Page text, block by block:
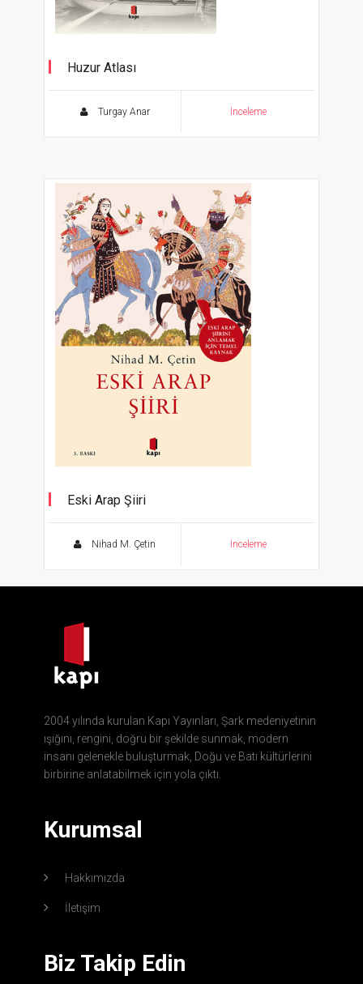
Huzur Atlası
Okuma Atlası
Turgay Anar İnceleme
Eski Arap Şiiri
Nihad M. Çetin İnceleme
2004 yılında kurulan Kapı Yayınları, Şark medeniyetinin
ışığını, rengini, doğru bir şekilde sunmak, modern
insanı gelenekle buluşturmak, Doğu ve Batı kültürlerini
birbirine anlatabilmek için yola çıktı.
Kurumsal
Hakkımızda
İletişim
Biz Takip Edin